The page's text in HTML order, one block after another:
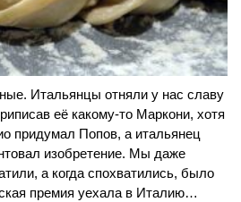
Итальянцы отняли у нас славу
её какому-то Маркони, хотя
придумал Попов, а итальянец
изобретение. Мы даже
а когда спохватились, было
премия уехала в Италию…